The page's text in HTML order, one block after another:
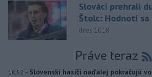
Slováci prehrali
Štolc: Hodnotí
dnes 10:18
Práve teraz
10:52 - Slovenskí hasiči naďalej pokračujú